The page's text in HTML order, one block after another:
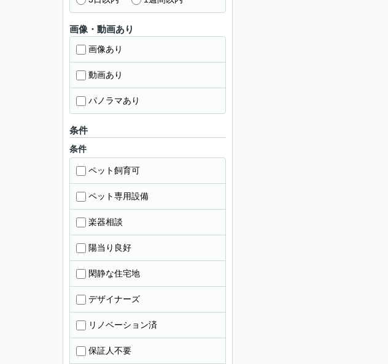
画像・動画あり
画像あり
動画あり
パノラマあり
条件
条件
ペット飼育可
ペット専用設備
楽器相談
陽当り良好
閑静な住宅地
デザイナーズ
リノベーション済
保証人不要